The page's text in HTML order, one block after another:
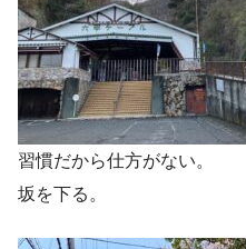
習慣だから仕方がない。
坂を下る。